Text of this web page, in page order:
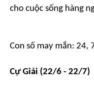
cho cuộc sống hàng
Con số may mắn: 24,
Cự Giải (22/6 - 22/7)